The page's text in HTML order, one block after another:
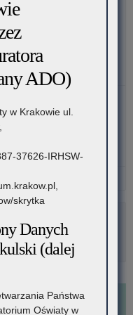
posiłku w ciągu dnia i
w czasie pobytu w
z posiłku jest
zgodności kształcenia
kształcenia w
do prawa
wstępnej
ADO)
w Krakowie ul.
37626-IRHSW-
skrytka
Danych
(dalej
Państwa
Oświaty w